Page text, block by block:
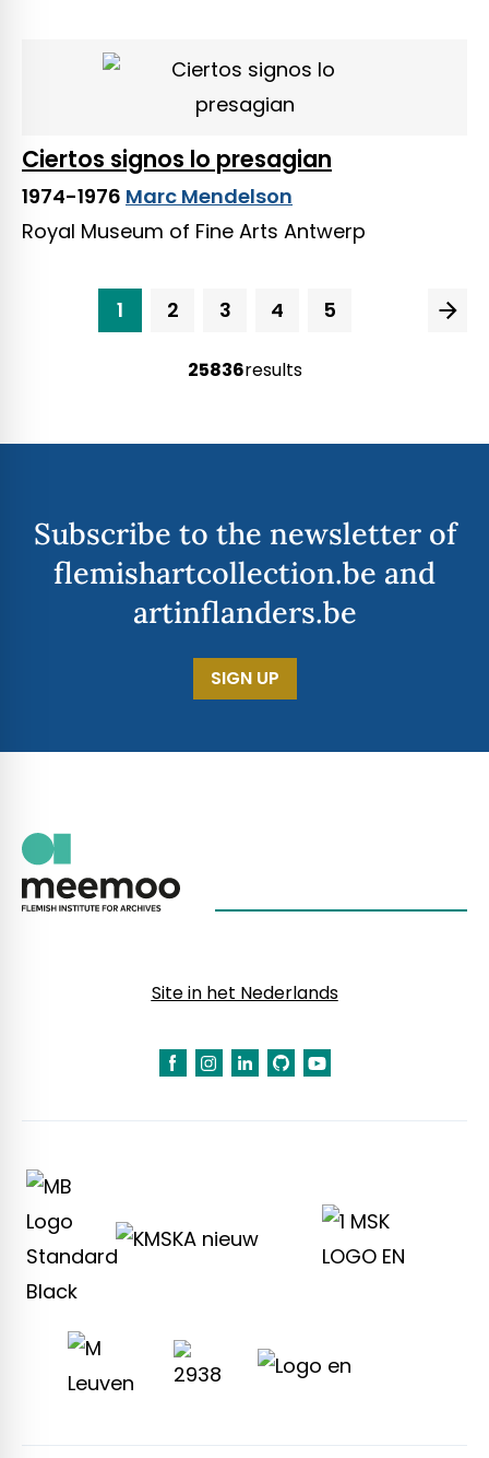
Ciertos signos lo presagian
1974-1976 Marc Mendelson
Royal Museum of Fine Arts Antwerp
25836results
1 2 3 4 5
Subscribe to the newsletter of
flemishartcollection.be and
artinflanders.be
SIGN UP
Site in het Nederlands